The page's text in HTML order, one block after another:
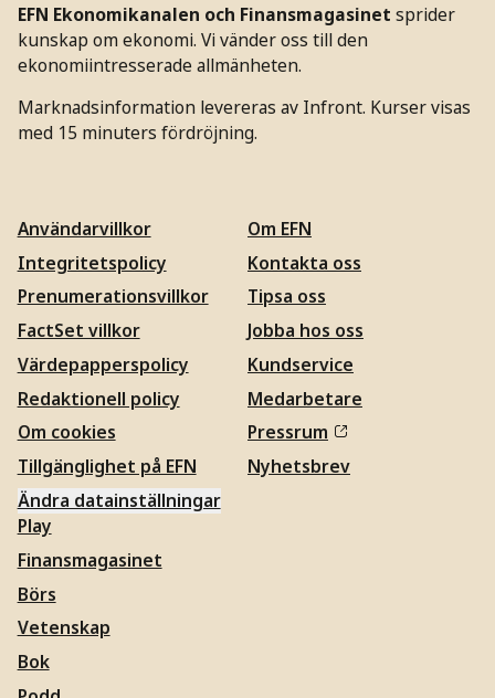
EFN Ekonomikanalen och Finansmagasinet sprider
kunskap om ekonomi. Vi vänder oss till den
ekonomiintresserade allmänheten.
Marknadsinformation levereras av Infront. Kurser visas
med 15 minuters fördröjning.
Användarvillkor
Integritetspolicy
Prenumerationsvillkor
FactSet villkor
Värdepapperspolicy
Redaktionell policy
Om cookies
Tillgänglighet på EFN
Ändra datainställningar
Om EFN
Kontakta oss
Tipsa oss
Jobba hos oss
Kundservice
Medarbetare
Pressrum
Nyhetsbrev
Play
Finansmagasinet
Börs
Vetenskap
Bok